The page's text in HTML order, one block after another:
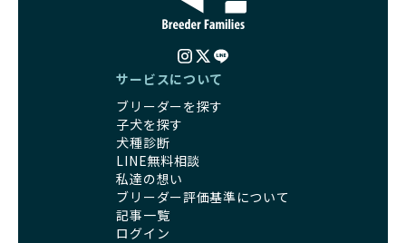
サービスについて
ブリーダーを探す
子犬を探す
犬種診断
LINE無料相談
私達の想い
ブリーダー評価基準について
記事一覧
ログイン